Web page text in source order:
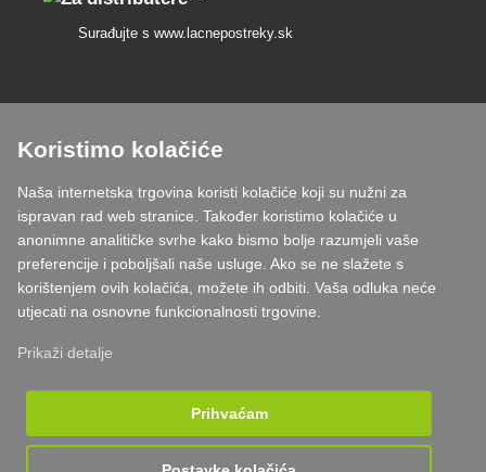
Surađujte s www.lacnepostreky.sk
Uvijek ćemo vas profesionalno savjetovati
Reklamacije obrađujemo u roku od 24 sata
Dostava u roku od 24 sata od ponedjeljka do petka
Koristimo kolačiće
Naša internetska trgovina koristi kolačiće koji su nužni za
ispravan rad web stranice. Također koristimo kolačiće u
anonimne analitičke svrhe kako bismo bolje razumjeli vaše
preferencije i poboljšali naše usluge. Ako se ne slažete s
korištenjem ovih kolačića, možete ih odbiti. Vaša odluka neće
utjecati na osnovne funkcionalnosti trgovine.
Prikaži detalje
Prihvaćam